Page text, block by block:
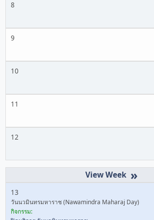
8
9
10
11
12
»
13
วันนวมินทรมหาราช (Nawamindra Maharaj Day)
กิจกรรม: